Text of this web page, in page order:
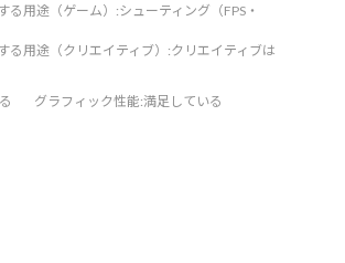
る用途（ゲーム）:シューティング（FPS・
る用途（クリエイティブ）:クリエイティブは
グラフィック性能:満足している